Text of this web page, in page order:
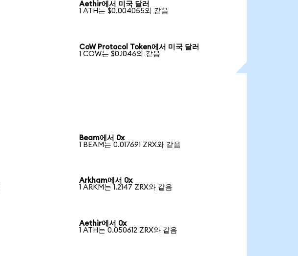
Aethir에서 미국 달러
1 ATH는 $0.004055와 같음
CoW Protocol Token에서 미국 달러
1 COW는 $0.1046와 같음
Beam에서 0x
1 BEAM는 0.017691 ZRX와 같음
Arkham에서 0x
1 ARKM는 1.2147 ZRX와 같음
Aethir에서 0x
1 ATH는 0.050612 ZRX와 같음